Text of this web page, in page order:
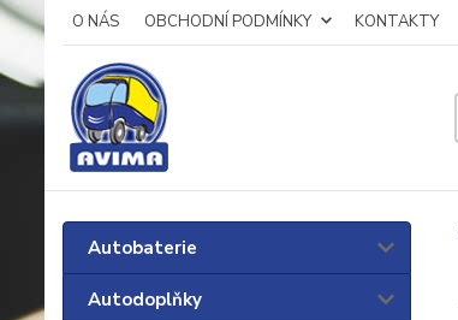
O NÁS OBCHODNÍ PODMÍNKY KONTAKTY
Autobaterie
Autodoplňky